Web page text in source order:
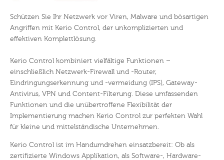
Schützen Sie Ihr Netzwerk vor Viren, Malware und bösartigen
Angriffen mit Kerio Control, der unkomplizierten und
effektiven Komplettlösung.
Kerio Control kombiniert vielfältige Funktionen –
einschließlich Netzwerk-Firewall und -Router,
Eindringungserkennung und -vermeidung (IPS), Gateway-
Antivirus, VPN und Content-Filterung. Diese umfassenden
Funktionen und die unübertroffene Flexibilität der
Implementierung machen Kerio Control zur perfekten Wahl
für kleine und mittelständische Unternehmen.
Kerio Control ist im Handumdrehen einsatzbereit: Ob als
zertifizierte Windows Applikation, als Software-, Hardware-